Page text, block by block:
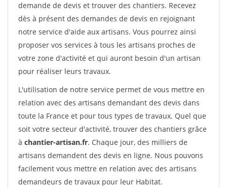
demande de devis et trouver des chantiers. Recevez
dès à présent des demandes de devis en rejoignant
notre service d'aide aux artisans. Vous pourrez ainsi
proposer vos services à tous les artisans proches de
votre zone d'activité et qui auront besoin d'un artisan
pour réaliser leurs travaux.
L'utilisation de notre service permet de vous mettre en
relation avec des artisans demandant des devis dans
toute la France et pour tous types de travaux. Quel que
soit votre secteur d'activité, trouver des chantiers grâce
à chantier-artisan.fr. Chaque jour, des milliers de
artisans demandent des devis en ligne. Nous pouvons
facilement vous mettre en relation avec des artisans
demandeurs de travaux pour leur Habitat.